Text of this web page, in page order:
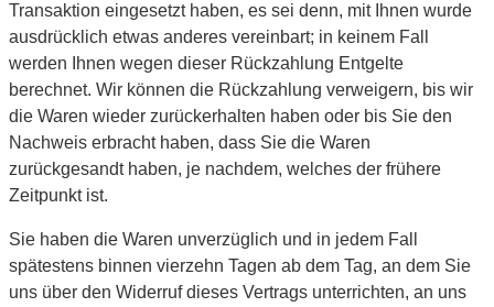
Transaktion eingesetzt haben, es sei denn, mit Ihnen wurde
ausdrücklich etwas anderes vereinbart; in keinem Fall
werden Ihnen wegen dieser Rückzahlung Entgelte
berechnet. Wir können die Rückzahlung verweigern, bis wir
die Waren wieder zurückerhalten haben oder bis Sie den
Nachweis erbracht haben, dass Sie die Waren
zurückgesandt haben, je nachdem, welches der frühere
Zeitpunkt ist.
Sie haben die Waren unverzüglich und in jedem Fall
spätestens binnen vierzehn Tagen ab dem Tag, an dem Sie
uns über den Widerruf dieses Vertrags unterrichten, an uns